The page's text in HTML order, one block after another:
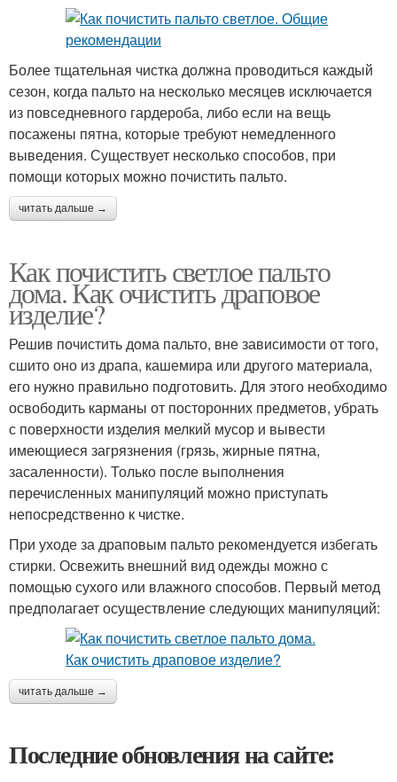
Более тщательная чистка должна проводиться каждый
сезон, когда пальто на несколько месяцев исключается
из повседневного гардероба, либо если на вещь
посажены пятна, которые требуют немедленного
выведения. Существует несколько способов, при
помощи которых можно почистить пальто.
читать дальше →
Как почистить светлое пальто
дома. Как очистить драповое
изделие?
Решив почистить дома пальто, вне зависимости от того,
сшито оно из драпа, кашемира или другого материала,
его нужно правильно подготовить. Для этого необходимо
освободить карманы от посторонних предметов, убрать
с поверхности изделия мелкий мусор и вывести
имеющиеся загрязнения (грязь, жирные пятна,
засаленности). Только после выполнения
перечисленных манипуляций можно приступать
непосредственно к чистке.
При уходе за драповым пальто рекомендуется избегать
стирки. Освежить внешний вид одежды можно с
помощью сухого или влажного способов. Первый метод
предполагает осуществление следующих манипуляций:
читать дальше →
Последние обновления на сайте: